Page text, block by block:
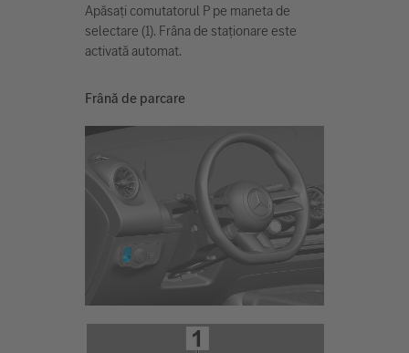
Apăsați comutatorul P pe maneta de
selectare (1). Frâna de staționare este
activată automat.
Frână de parcare